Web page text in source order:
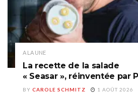
A LA UNE
La recette de la salade
« Seasar », réinventée par
BY CAROLE SCHMITZ 1 AOÛT 2026